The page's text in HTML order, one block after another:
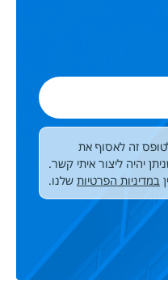
זה לאסוף את
יהיה ליצור איתי קשר.
במדיניות הפרטיות שלנו.